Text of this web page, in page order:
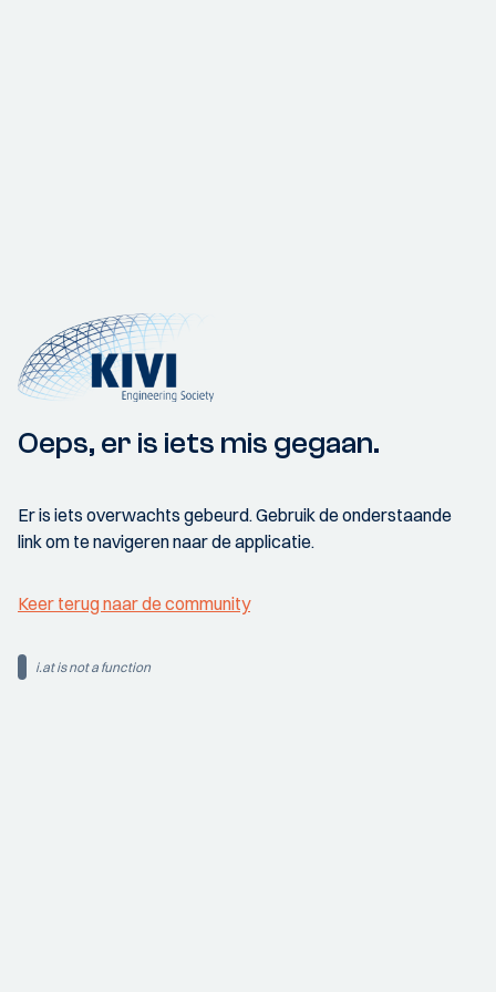
Oeps, er is iets mis gegaan.
Er is iets overwachts gebeurd. Gebruik de onderstaande
link om te navigeren naar de applicatie.
Keer terug naar de community
i.at is not a function